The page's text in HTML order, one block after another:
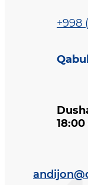
+998